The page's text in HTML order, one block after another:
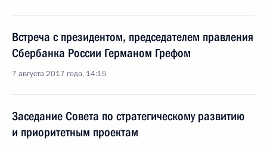
Встреча с президентом, председателем правления
Сбербанка России Германом Грефом
7 августа 2017 года, 14:15
Заседание Совета по стратегическому развитию
и приоритетным проектам